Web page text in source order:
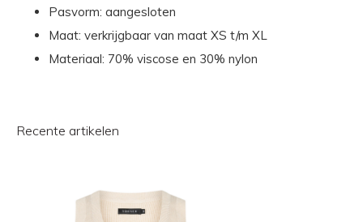
Pasvorm: aangesloten
Maat: verkrijgbaar van maat XS t/m XL
Materiaal: 70% viscose en 30% nylon
Recente artikelen